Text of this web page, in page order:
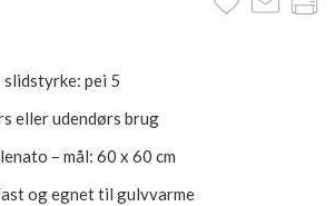
slidstyrke: pei 5
eller udendørs brug
– mål: 60 x 60 cm
og egnet til gulvvarme